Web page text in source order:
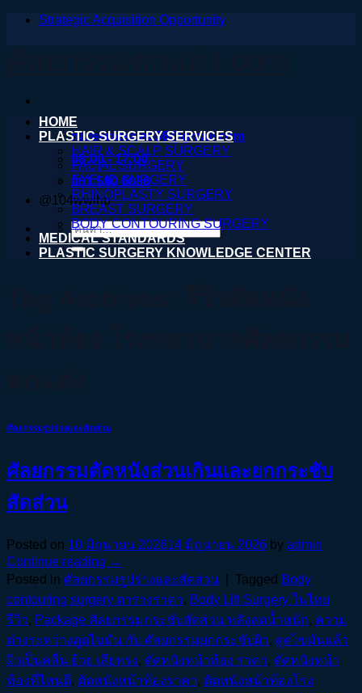
ข้าม
Strategic Acquisition Opportunity
nareeratsale936@gmail.com
08:00 - 17:00
061 590 6036
@104wwihb
ค้นหา:
HOME
PLASTIC SURGERY SERVICES
HAIR & SCALP SURGERY
FACIAL SURGERY
EYELID SURGERY
RHINOPLASTY SURGERY
BREAST SURGERY
BODY CONTOURING SURGERY
MEDICAL STANDARDS
PLASTIC SURGERY KNOWLEDGE CENTER
ศัลยกรรมรูปร่างและสัดส่วน
ศัลยกรรมตัดหนังส่วนเกินและยกกระชับ
สัดส่วน
Posted on 10 มิถุนายน 202614 มิถุนายน 2026 by admin
Continue reading →
Posted in ศัลยกรรมรูปร่างและสัดส่วน Tagged Body
contouring surgery ตารางราคา, Body Lift Surgery ในไทย
รีวิว, Package ศัลยกรรมกระชับสัดส่วน หลังลดน้ำหนัก, ความ
ต่างระหว่างดูดไขมัน กับ ศัลยกรรมยกกระชับผิว, ดูดไขมันแล้ว
ผิวเป็นคลื่น ย้วย เสียทรง, ตัดหนังหน้าท้อง ราคา, ตัดหนังหน้า
ท้องที่ไหนดี, ตัดหนังหน้าท้องราคา, ตัดหนังหน้าท้องโรง